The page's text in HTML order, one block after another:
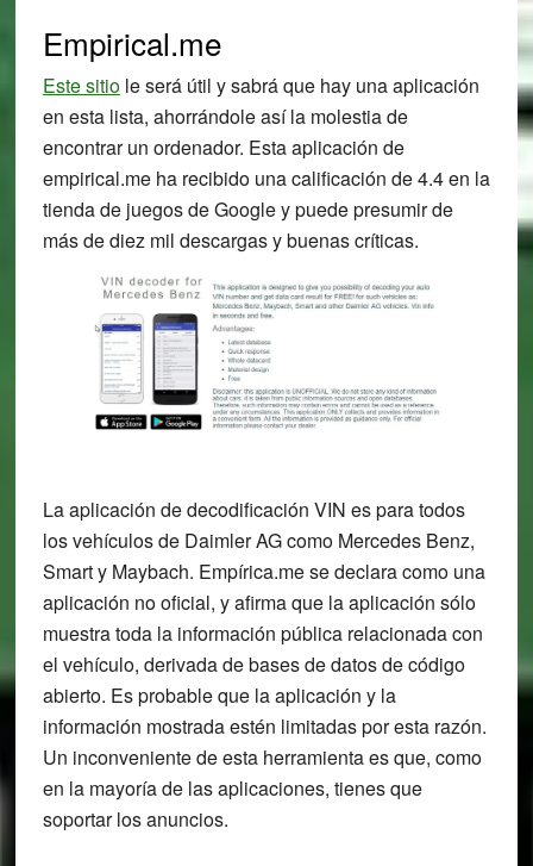
Empirical.me
Este sitiole será útil y sabrá que hay una aplicación
en esta lista, ahorrándole así la molestia de
encontrar un ordenador. Esta aplicación de
empirical.me ha recibido una calificación de 4.4 en la
tienda de juegos de Google y puede presumir de
más de diez mil descargas y buenas críticas.
La aplicación de decodificación VIN es para todos
los vehículos de Daimler AG como Mercedes Benz,
Smart y Maybach. Empírica.me se declara como una
aplicación no oficial, y afirma que la aplicación sólo
muestra toda la información pública relacionada con
el vehículo, derivada de bases de datos de código
abierto. Es probable que la aplicación y la
información mostrada estén limitadas por esta razón.
Un inconveniente de esta herramienta es que, como
en la mayoría de las aplicaciones, tienes que
soportar los anuncios.